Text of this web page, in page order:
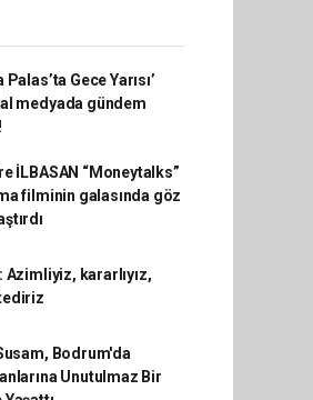
Palas’ta Gece Yarısı’
medyada gündem
İLBASAN “Moneytalks”
filminin galasında göz
Azimliyiz, kararlıyız,
Bodrum'da
Unutulmaz Bir